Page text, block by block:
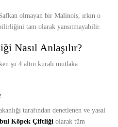
olmayan bir Malinois, ırkın o
tam olarak yansıtmayabilir.
Nasıl Anlaşılır?
şu 4 altın kuralı mutlaka
tarafından denetlenen ve yasal
Köpek Çiftliği olarak tüm